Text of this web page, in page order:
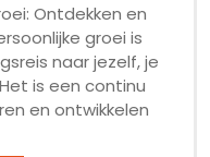
Ontdekken en
groei is
naar jezelf, je
is een continu
en ontwikkelen